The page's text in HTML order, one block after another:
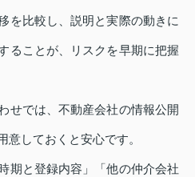
を比較し、説明と実際の動きに
ることが、リスクを早期に把握
せでは、不動産会社の情報公開
しておくと安心です。
期と登録内容」「他の仲介会社